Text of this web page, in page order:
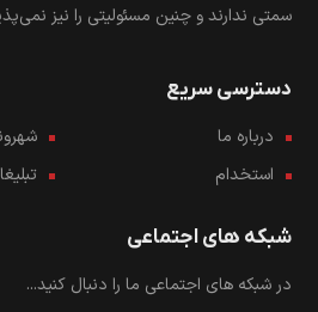
سمتی ندارند و چنین مسئولیتی را نیز
دسترسی سریع
درباره ما
استخدام
شبکه های اجتماعی
در شبکه های اجتماعی ما را دنبال کنید...